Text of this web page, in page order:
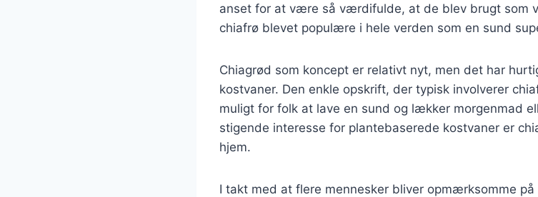
anset for at være så værdifulde, at de blev brugt som
chiafrø blevet populære i hele verden som en sund
Chiagrød som koncept er relativt nyt, men det har
kostvaner. Den enkle opskrift, der typisk involverer
muligt for folk at lave en sund og lækker morgenmad
stigende interesse for plantebaserede kostvaner er
hjem.
I takt med at flere mennesker bliver opmærksomme